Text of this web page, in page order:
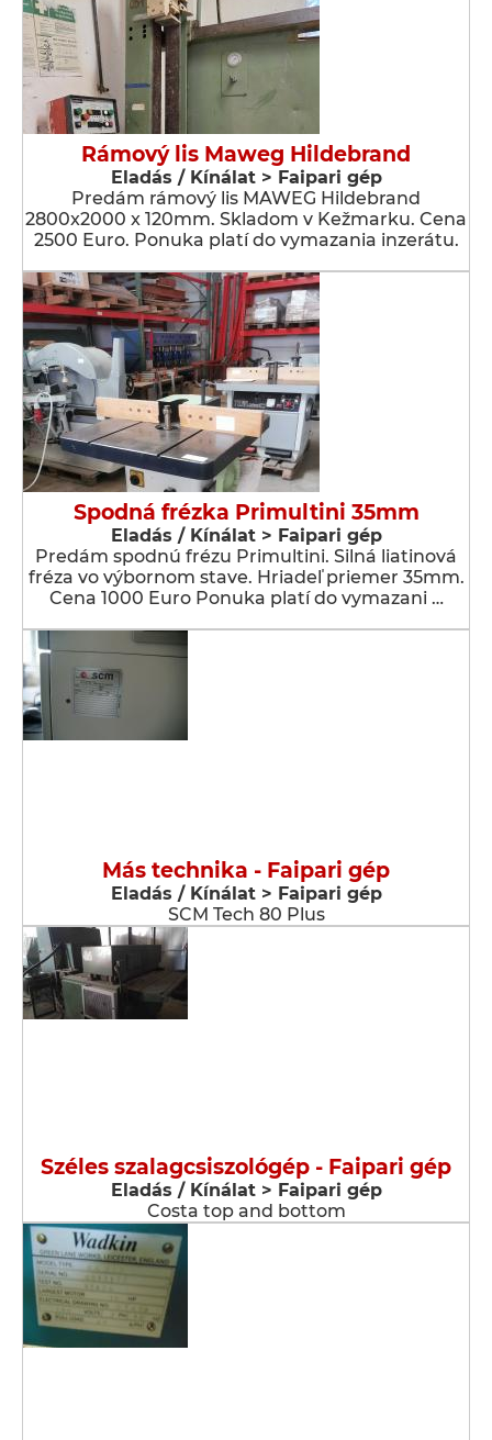
Rámový lis Maweg Hildebrand
Eladás / Kínálat > Faipari gép
Predám rámový lis MAWEG Hildebrand
2800x2000 x 120mm. Skladom v Kežmarku. Cena
2500 Euro. Ponuka platí do vymazania inzerátu.
Spodná frézka Primultini 35mm
Eladás / Kínálat > Faipari gép
Predám spodnú frézu Primultini. Silná liatinová
fréza vo výbornom stave. Hriadeľ priemer 35mm.
Cena 1000 Euro Ponuka platí do vymazani …
Más technika - Faipari gép
Eladás / Kínálat > Faipari gép
SCM Tech 80 Plus
Széles szalagcsiszológép - Faipari gép
Eladás / Kínálat > Faipari gép
Costa top and bottom